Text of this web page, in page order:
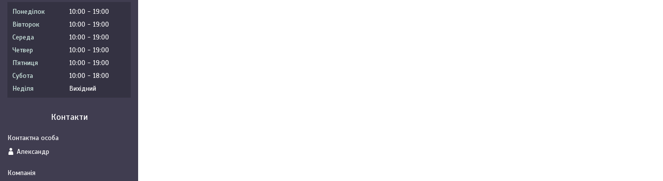
Понеділок 10:00
19:00
Вівторок
10:00
19:00
Середа
10:00
19:00
Четвер
10:00
19:00
Пʼятниця
10:00
19:00
Субота
10:00
18:00
Неділя
Вихідний
Контакти
Александр